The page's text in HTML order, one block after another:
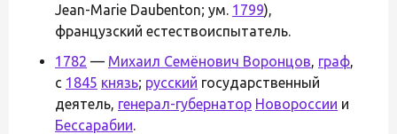
Jean-Marie Daubenton; ум. 1799),
французский естествоиспытатель.
1782 — Михаил Семёнович Воронцов, граф,
с 1845 князь; русский государственный
деятель, генерал-губернатор Новороссии и
Бессарабии.